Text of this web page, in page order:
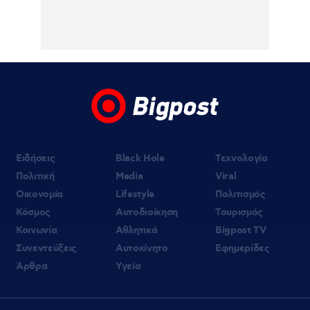
Ειδήσεις
Πολιτική
Οικονομία
Κόσμος
Κοινωνία
Συνεντεύξεις
Άρθρα
Black Hole
Media
Lifestyle
Αυτοδιοίκηση
Αθλητικά
Αυτοκίνητο
Υγεία
Τεχνολογία
Viral
Πολιτισμός
Τουρισμός
Bigpost TV
Εφημερίδες